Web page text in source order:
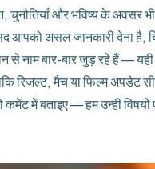
और भविष्य के अवसर
आपको असल जानकारी देना है,
नाम बार-बार जुड़ रहे हैं —
रिजल्ट, मैच या फिल्म अपडेट
में बताइए — हम उन्हीं